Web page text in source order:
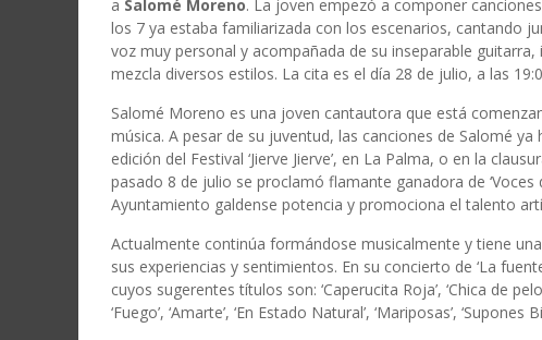
a Salomé Moreno. La joven empezó a componer
los 7 ya estaba familiarizada con los escenarios, cantando
voz muy personal y acompañada de su inseparable
mezcla diversos estilos. La cita es el día 28 de julio, a las
Salomé Moreno es una joven cantautora que está
música. A pesar de su juventud, las canciones de Salomé
edición del Festival ‘Jierve Jierve’, en La Palma, o en la
pasado 8 de julio se proclamó flamante ganadora de
Ayuntamiento galdense potencia y promociona el talento
Actualmente continúa formándose musicalmente y tiene
sus experiencias y sentimientos. En su concierto de ‘La
cuyos sugerentes títulos son: ‘Caperucita Roja’, ‘Chica de pelo
‘Fuego’, ‘Amarte’, ‘En Estado Natural’, ‘Mariposas’,